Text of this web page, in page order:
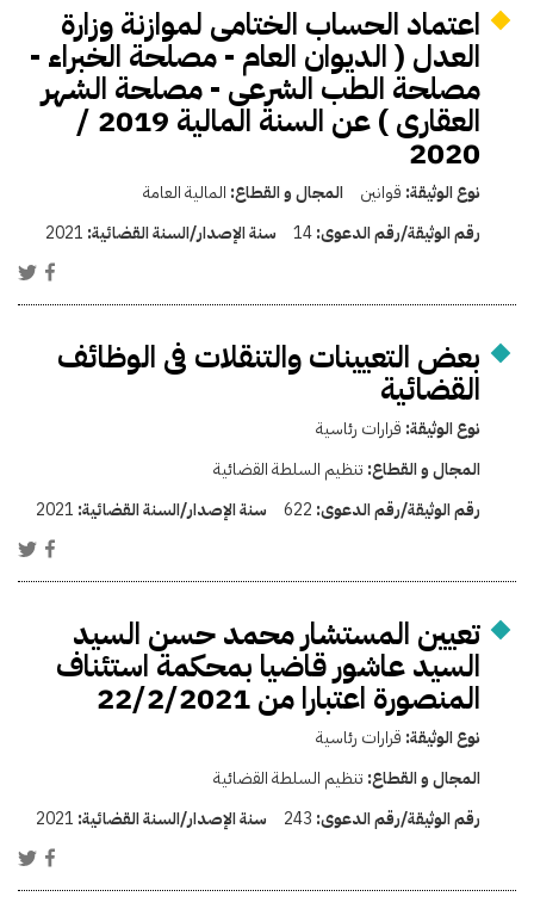
اعتماد الحساب الختامى لموازنة وزارة
العدل ( الديوان العام - مصلحة الخبراء -
مصلحة الطب الشرعى - مصلحة الشهر
العقارى ) عن السنة المالية 2019 /
2020
نوع الوثيقة: قوانين المجال و القطاع: المالية العامة
رقم الوثيقة/رقم الدعوى:14 سنة الإصدار/السنة القضائية: 2021
بعض التعيينات والتنقلات فى الوظائف
القضائية
نوع الوثيقة: قرارات رئاسية
المجال و القطاع: تنظيم السلطة القضائية
رقم الوثيقة/رقم الدعوى: 622 سنة الإصدار/السنة القضائية: 2021
تعيين المستشار محمد حسن السيد
السيد عاشور قاضيا بمحكمة استئناف
المنصورة اعتبارا من 22/2/2021
نوع الوثيقة: قرارات رئاسية
المجال و القطاع: تنظيم السلطة القضائية
رقم الوثيقة/رقم الدعوى: 243 سنة الإصدار/السنة القضائية: 2021